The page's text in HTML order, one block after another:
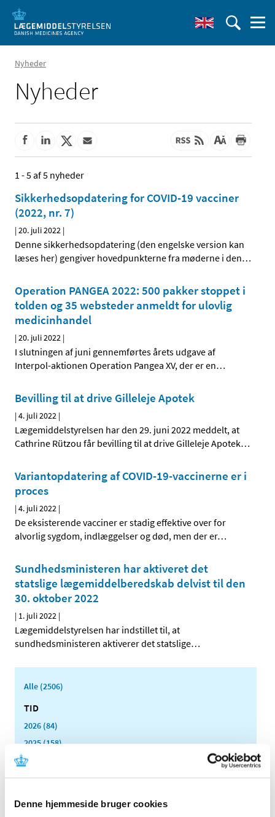
Denne hjemmeside bruger cookies
Nyheder
Nyheder
1 - 5 af 5 nyheder
Sikkerhedsopdatering for COVID-19 vacciner
(2022, nr. 7)
|20. juli 2022 |
Denne sikkerhedsopdatering (den engelske version kan
læses her) gengiver hovedpunkterne fra møderne i den…
Operation PANGEA 2022: 500 pakker stoppet i
tolden og 35 websteder anmeldt for ulovlig
medicinhandel
|20. juli 2022 |
I slutningen af juni gennemførtes årets udgave af
Interpol-aktionen Operation Pangea XV, der er en…
Bevilling til at drive Gilleleje Apotek
|4. juli 2022 |
Lægemiddelstyrelsen har den 29. juni 2022 meddelt, at
Cathrine Rützou får bevilling til at drive Gilleleje Apotek…
Variantopdatering af COVID-19-vaccinerne er i
proces
|4. juli 2022 |
De eksisterende vacciner er stadig effektive over for
alvorlig sygdom, indlæggelser og død, men der er…
Sundhedsministeren har aktiveret det
statslige lægemiddelberedskab delvist til den
30. oktober 2022
| 1. juli 2022 |
Lægemiddelstyrelsen har indstillet til, at
sundhedsministeren aktiverer det statslige…
Alle (2506)
TID
2026 (84)
2025 (158)
2024 (224)
2023 (195)
december (18)